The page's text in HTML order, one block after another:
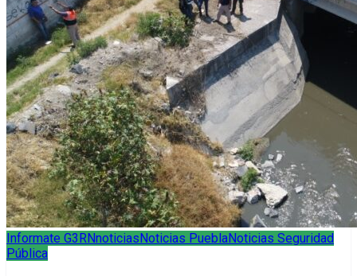
Informate G3RNnoticias Noticias PueblaNoticias Seguridad
Pública